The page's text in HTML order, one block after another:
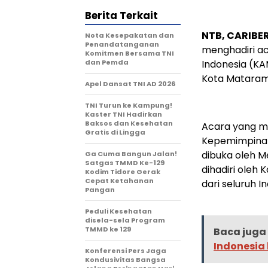
NTB,
menghadiri
Indonesia
Kota
Acara yang
dibuka oleh
dihadiri oleh
dari seluruh
Baca juga
Indonesia
Berita Terkait
Nota Kesepakatan dan
Penandatanganan
Komitmen Bersama TNI
dan Pemda
Apel Dansat TNI AD 2026
TNI Turun ke Kampung!
Kaster TNI Hadirkan
Baksos dan Kesehatan
Gratis di Lingga
Ga Cuma Bangun Jalan!
Satgas TMMD Ke-129
Kodim Tidore Gerak
Cepat Ketahanan
Pangan
Peduli Kesehatan
disela-sela Program
TMMD ke 129
Konferensi Pers Jaga
Kondusivitas Bangsa